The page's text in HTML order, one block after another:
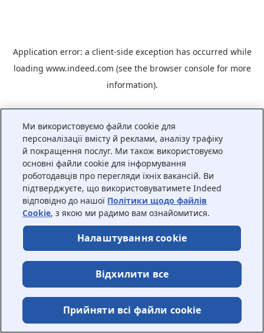
Application error: a client-side exception has occurred while
loading www.indeed.com (see the browser consolefor more
information).
Ми використовуємо файли cookie для
персоналізації вмісту й реклами, аналізу трафіку
й покращення послуг. Ми також використовуємо
основні файли cookie для інформування
роботодавців про перегляди їхніх вакансій. Ви
підтверджуєте, що використовуватимете Indeed
відповідно до нашої Політики щодо файлів
Cookie, з якою ми радимо вам ознайомитися.
Налаштування cookie
Відхилити все
Прийняти всі файли сookie